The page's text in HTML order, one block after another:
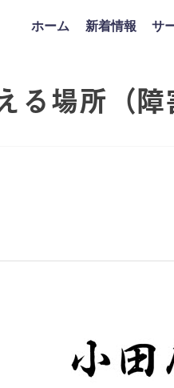
ホーム 新着情報 サ
る場所（障